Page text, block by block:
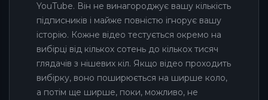
YouTube. Він не винагороджує вашу кількість
підписників і майже повністю ігнорує вашу
історію. Кожне відео тестується окремо на
вибірці від кількох сотень до кількох тисяч
глядачів з нішевих кіл. Якщо відео проходить
вибірку, воно поширюється на ширше коло,
а потім ще ширше, поки, можливо, не